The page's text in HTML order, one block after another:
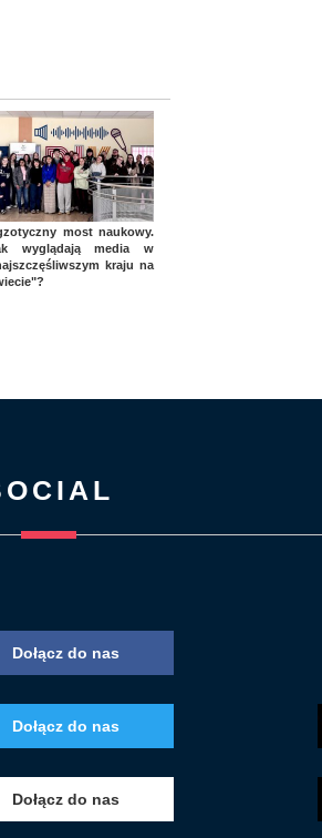
most naukowy.
wyglądają media w
kraju na
Dołącz do nas
Dołącz do nas
Dołącz do nas